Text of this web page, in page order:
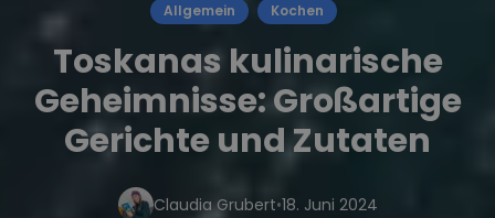
Allgemein Kochen
Toskanas kulinarische
Geheimnisse: Großartige
Gerichte und Zutaten
Claudia Grubert•18. Juni 2024